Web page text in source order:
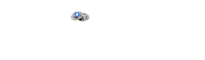
BREMŽU DISKI A.B.S. 16065 1